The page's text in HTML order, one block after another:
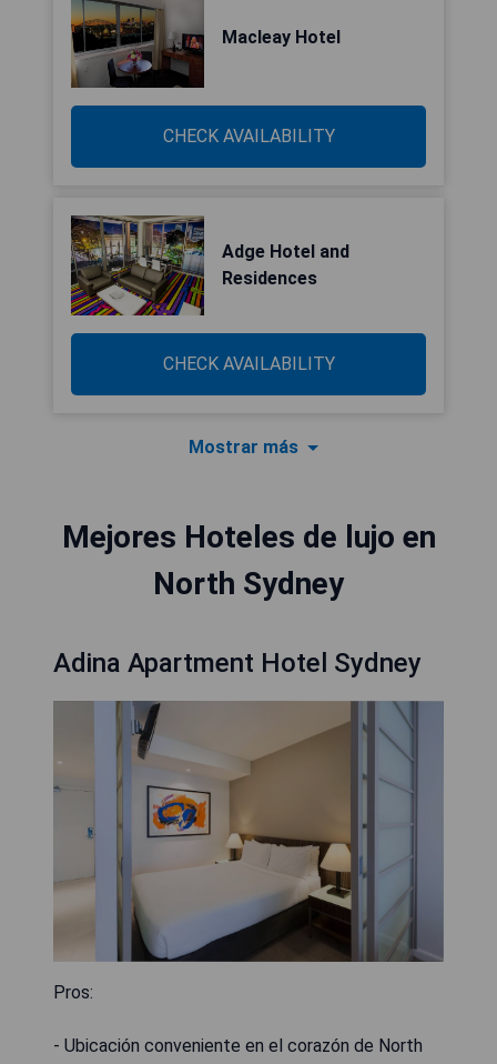
Macleay Hotel
CHECK AVAILABILITY
Adge Hotel and
Residences
CHECK AVAILABILITY
Mostrar más
Mejores Hoteles de lujo en
North Sydney
Adina Apartment Hotel Sydney
Pros:
- Ubicación conveniente en el corazón de North